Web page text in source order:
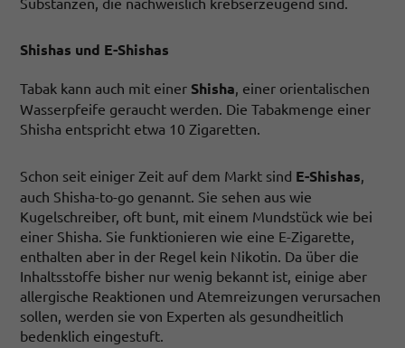
Shishas und E-Shishas
Tabak kann auch mit einer Shisha, einer orientalischen
Wasserpfeife geraucht werden. Die Tabakmenge einer
Shisha entspricht etwa 10 Zigaretten.
Schon seit einiger Zeit auf dem Markt sind E-Shishas,
auch Shisha-to-go genannt. Sie sehen aus wie
Kugelschreiber, oft bunt, mit einem Mundstück wie bei
einer Shisha. Sie funktionieren wie eine E-Zigarette,
enthalten aber in der Regel kein Nikotin. Da über die
Inhaltsstoffe bisher nur wenig bekannt ist, einige aber
allergische Reaktionen und Atemreizungen verursachen
sollen, werden sie von Experten als gesundheitlich
bedenklich eingestuft.